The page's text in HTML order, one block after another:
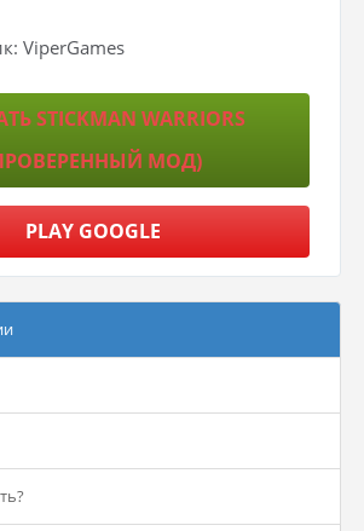
ViperGames
STICKMAN WARRIORS
МОД)
PLAY GOOGLE